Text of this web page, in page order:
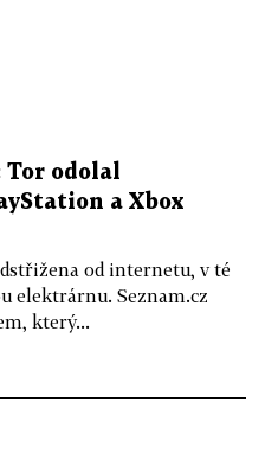
Tor odolal
a Xbox
od internetu, v té
elektrárnu. Seznam.cz
který...